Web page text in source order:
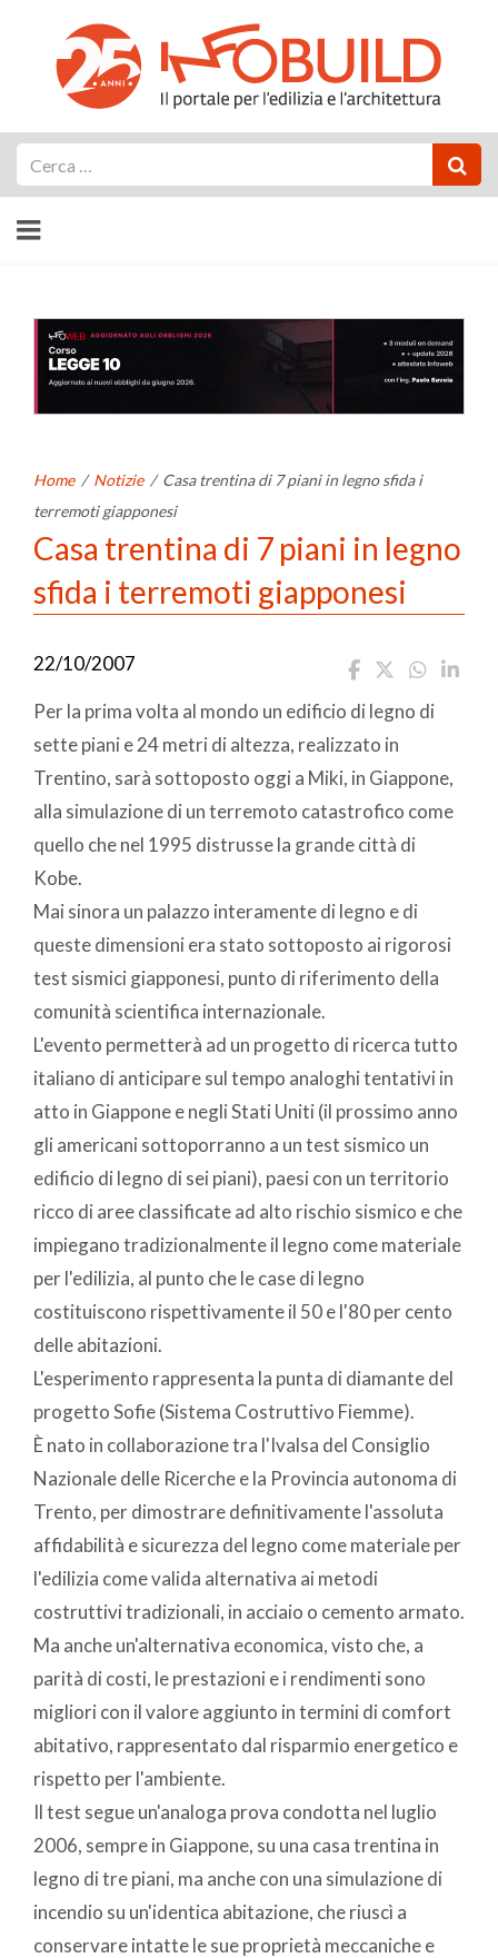
Home / Notizie / Casa trentina di 7 piani in legno sfida i
terremoti giapponesi
Casa trentina di 7 piani in legno
sfida i terremoti giapponesi
22/10/2007
Per la prima volta al mondo un edificio di legno di
sette piani e 24 metri di altezza, realizzato in
Trentino, sarà sottoposto oggi a Miki, in Giappone,
alla simulazione di un terremoto catastrofico come
quello che nel 1995 distrusse la grande città di
Kobe.
Mai sinora un palazzo interamente di legno e di
queste dimensioni era stato sottoposto ai rigorosi
test sismici giapponesi, punto di riferimento della
comunità scientifica internazionale.
L'evento permetterà ad un progetto di ricerca tutto
italiano di anticipare sul tempo analoghi tentativi in
atto in Giappone e negli Stati Uniti (il prossimo anno
gli americani sottoporranno a un test sismico un
edificio di legno di sei piani), paesi con un territorio
ricco di aree classificate ad alto rischio sismico e che
impiegano tradizionalmente il legno come materiale
per l'edilizia, al punto che le case di legno
costituiscono rispettivamente il 50 e l'80 per cento
delle abitazioni.
L'esperimento rappresenta la punta di diamante del
progetto Sofie (Sistema Costruttivo Fiemme).
È nato in collaborazione tra l'Ivalsa del Consiglio
Nazionale delle Ricerche e la Provincia autonoma di
Trento, per dimostrare definitivamente l'assoluta
affidabilità e sicurezza del legno come materiale per
l'edilizia come valida alternativa ai metodi
costruttivi tradizionali, in acciaio o cemento armato.
Ma anche un'alternativa economica, visto che, a
parità di costi, le prestazioni e i rendimenti sono
migliori con il valore aggiunto in termini di comfort
abitativo, rappresentato dal risparmio energetico e
rispetto per l'ambiente.
Il test segue un'analoga prova condotta nel luglio
2006, sempre in Giappone, su una casa trentina in
legno di tre piani, ma anche con una simulazione di
incendio su un'identica abitazione, che riuscì a
conservare intatte le sue proprietà meccaniche e